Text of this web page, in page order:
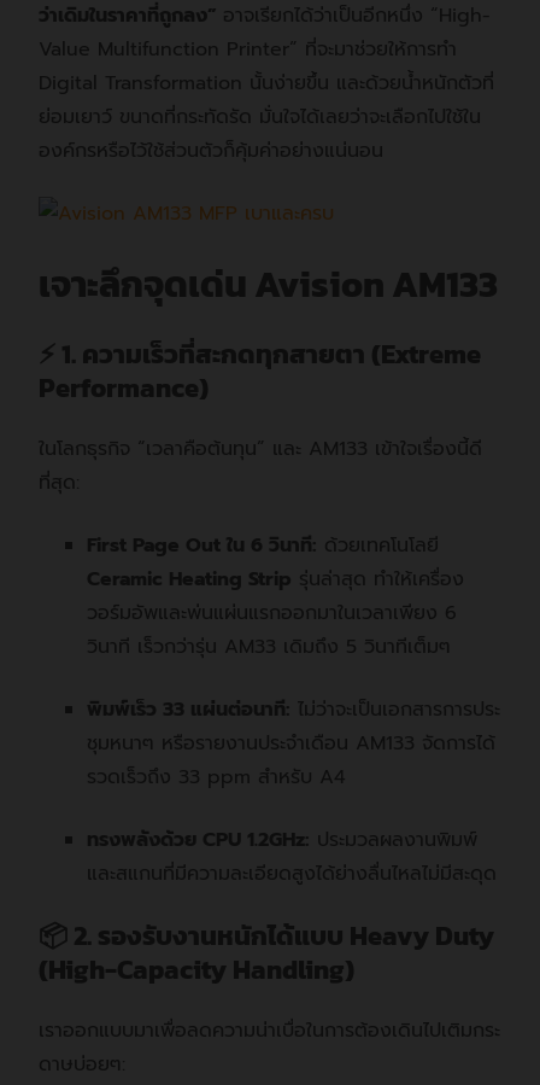
ว่าเดิมในราคาที่ถูกลง” อาจเรียกได้ว่าเป็นอีกหนึ่ง “High-
Value Multifunction Printer” ที่จะมาช่วยให้การทำ
Digital Transformation นั้นง่ายขึ้น และด้วยน้ำหนักตัวที่
ย่อมเยาว์ ขนาดที่กระทัดรัด มั่นใจได้เลยว่าจะเลือกไปใช้ใน
องค์กรหรือไว้ใช้ส่วนตัวก็คุ้มค่าอย่างแน่นอน
เจาะลึกจุดเด่น Avision AM133
⚡ 1. ความเร็วที่สะกดทุกสายตา (Extreme
Performance)
ในโลกธุรกิจ “เวลาคือต้นทุน” และ AM133 เข้าใจเรื่องนี้ดี
ที่สุด:
First Page Out ใน 6 วินาที: ด้วยเทคโนโลยี
Ceramic Heating Strip รุ่นล่าสุด ทำให้เครื่อง
วอร์มอัพและพ่นแผ่นแรกออกมาในเวลาเพียง 6
วินาที เร็วกว่ารุ่น AM33 เดิมถึง 5 วินาทีเต็มๆ
พิมพ์เร็ว 33 แผ่นต่อนาที: ไม่ว่าจะเป็นเอกสารการประ
ชุมหนาๆ หรือรายงานประจำเดือน AM133 จัดการได้
รวดเร็วถึง 33 ppm สำหรับ A4
ทรงพลังด้วย CPU 1.2GHz: ประมวลผลงานพิมพ์
และสแกนที่มีความละเอียดสูงได้ย่างลื่นไหลไม่มีสะดุด
📦 2. รองรับงานหนักได้แบบ Heavy Duty
(High-Capacity Handling)
เราออกแบบมาเพื่อลดความน่าเบื่อในการต้องเดินไปเติมกระ
ดาษบ่อยๆ: